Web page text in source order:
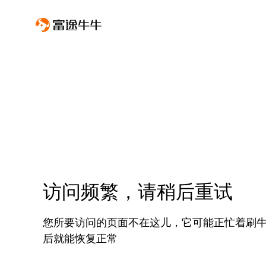
访问频繁，请稍后重试
您所要访问的页面不在这儿，它可能正忙着刷
后就能恢复正常